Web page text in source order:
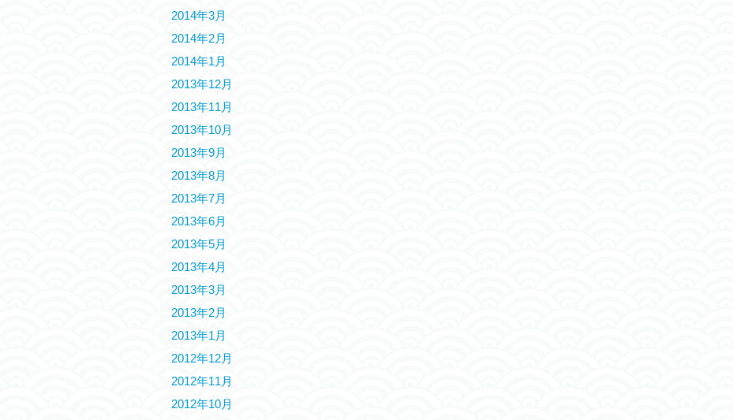
2014年3月
2014年2月
2014年1月
2013年12月
2013年11月
2013年10月
2013年9月
2013年8月
2013年7月
2013年6月
2013年5月
2013年4月
2013年3月
2013年2月
2013年1月
2012年12月
2012年11月
2012年10月